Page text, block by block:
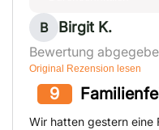
B Birgit K.
Bewertung
Original Rezension lesen
9
Wir hatten gestern eine